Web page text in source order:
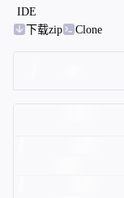
IDE
下载zip
Clone